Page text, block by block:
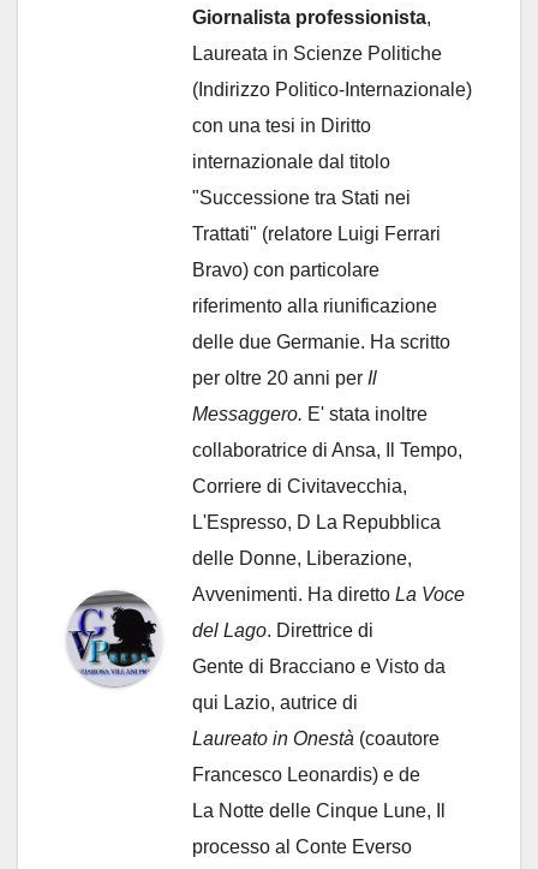
Giornalista professionista,
Laureata in Scienze Politiche
(Indirizzo Politico-Internazionale)
con una tesi in Diritto
internazionale dal titolo
"Successione tra Stati nei
Trattati" (relatore Luigi Ferrari
Bravo) con particolare
riferimento alla riunificazione
delle due Germanie. Ha scritto
per oltre 20 anni per Il
Messaggero. E' stata inoltre
collaboratrice di Ansa, Il Tempo,
Corriere di Civitavecchia,
L'Espresso, D La Repubblica
delle Donne, Liberazione,
Avvenimenti. Ha diretto La Voce
del Lago. Direttrice di
Gente di Bracciano e Visto da
qui Lazio, autrice di
Laureato in Onestà (coautore
Francesco Leonardis) e de
La Notte delle Cinque Lune, Il
processo al Conte Everso